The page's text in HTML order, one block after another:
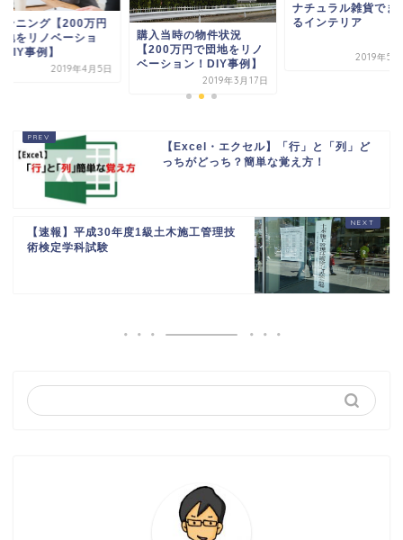
ンニング【200万円
地をリノベーショ
DIY事例】
2019年4月5日
購入当時の物件状況
【200万円で団地をリノ
ベーション！DIY事例】
2019年3月17日
ナチュラル雑貨でま
るインテリア
2019年5
【Excel・エクセル】「行」と「列」ど
っちがどっち？簡単な覚え方！
【速報】平成30年度1級土木施工管理技
術検定学科試験